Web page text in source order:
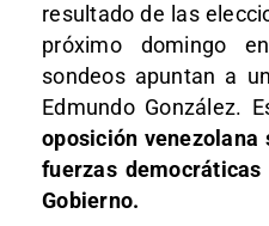
resultado de las
próximo domingo
sondeos apuntan a
Edmundo González.
oposición
fuerzas democráticas
Gobierno.